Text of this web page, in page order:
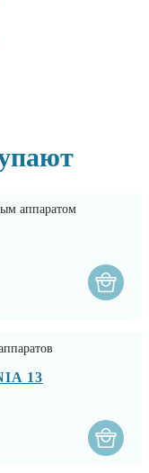
аппаратом
13